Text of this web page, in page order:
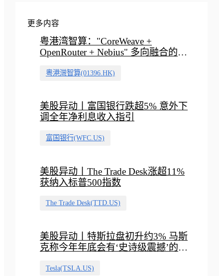
更多内容
粤港湾智算："CoreWeave +
OpenRouter + Nebius" 多向融合的中
粵港灣智算(01396.HK)
美股异动丨富国银行跌超5% 意外下
调全年净利息收入指引
富国银行(WFC.US)
美股异动丨The Trade Desk涨超11%
获纳入标普500指数
The Trade Desk(TTD.US)
美股异动丨特斯拉盘初升约3% 马斯
克称今年年底会有‘史诗级震撼’的演
Tesla(TSLA.US)